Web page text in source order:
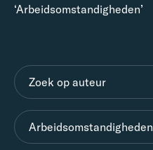
‘Arbeidsomstandigheden’
Zoek op auteur
Arbeidsomstandigheden